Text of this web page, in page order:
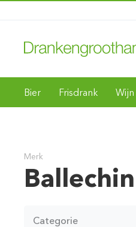
Bier Frisdrank Wijn
Merk
Ballechin
Categorie